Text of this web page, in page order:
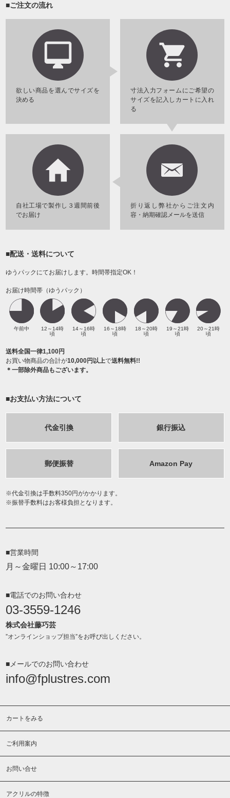
■ご注文の流れ
欲しい商品を選んでサイズを
決める
寸法入力フォームにご希望の
サイズを記入しカートに入れ
る
折り返し弊社からご注文内
容・納期確認メールを送信
自社工場で製作し３週間前後
でお届け
■配送・送料について
ゆうパックにてお届けします。時間帯指定OK！
お届け時間帯（ゆうパック）
午前中
12～14時
頃
14～16時
頃
16～18時
頃
18～20時
頃
19～21時
頃
20～21時
頃
送料全国一律1,100円
お買い物商品の合計が10,000円以上で送料無料!!
＊一部除外商品もございます。
■お支払い方法について
代金引換 銀行振込
郵便振替 Amazon Pay
代金引換は手数料350円がかかります。
振替手数料はお客様負担となります。
■営業時間
月～金曜日 10:00～17:00
■電話でのお問い合わせ
03-3559-1246
株式会社藤巧芸
”オンラインショップ担当”をお呼び出しください。
■メールでのお問い合わせ
info@fplustres.com
カートをみる
ご利用案内
お問い合せ
アクリルの特徴